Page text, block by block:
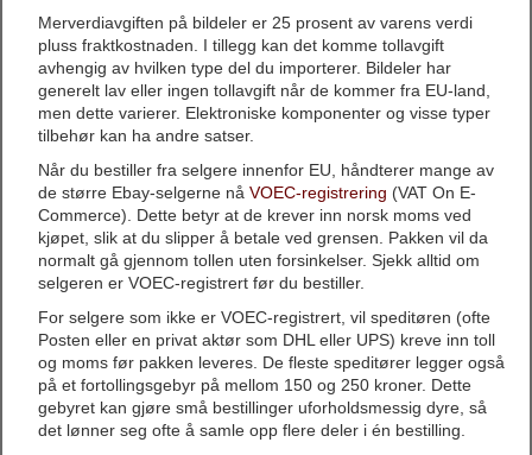
Merverdiavgiften på bildeler er 25 prosent av varens verdi
pluss fraktkostnaden. I tillegg kan det komme tollavgift
avhengig av hvilken type del du importerer. Bildeler har
generelt lav eller ingen tollavgift når de kommer fra EU-land,
men dette varierer. Elektroniske komponenter og visse typer
tilbehør kan ha andre satser.
Når du bestiller fra selgere innenfor EU, håndterer mange av
de større Ebay-selgerne nå VOEC-registrering (VAT On E-
Commerce). Dette betyr at de krever inn norsk moms ved
kjøpet, slik at du slipper å betale ved grensen. Pakken vil da
normalt gå gjennom tollen uten forsinkelser. Sjekk alltid om
selgeren er VOEC-registrert før du bestiller.
For selgere som ikke er VOEC-registrert, vil speditøren (ofte
Posten eller en privat aktør som DHL eller UPS) kreve inn toll
og moms før pakken leveres. De fleste speditører legger også
på et fortollingsgebyr på mellom 150 og 250 kroner. Dette
gebyret kan gjøre små bestillinger uforholdsmessig dyre, så
det lønner seg ofte å samle opp flere deler i én bestilling.